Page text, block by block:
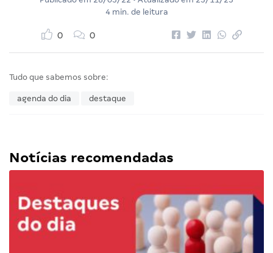
4 min. de leitura
0 0
Tudo que sabemos sobre:
agenda do dia destaque
Notícias recomendadas